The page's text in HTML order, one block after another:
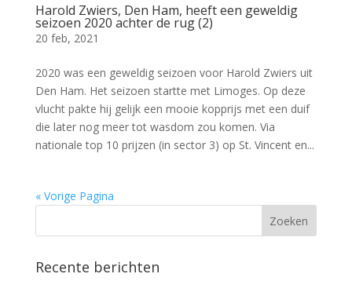
Harold Zwiers, Den Ham, heeft een geweldig
seizoen 2020 achter de rug (2)
20 feb, 2021
2020 was een geweldig seizoen voor Harold Zwiers uit
Den Ham. Het seizoen startte met Limoges. Op deze
vlucht pakte hij gelijk een mooie kopprijs met een duif
die later nog meer tot wasdom zou komen. Via
nationale top 10 prijzen (in sector 3) op St. Vincent en...
« Vorige Pagina
Recente berichten